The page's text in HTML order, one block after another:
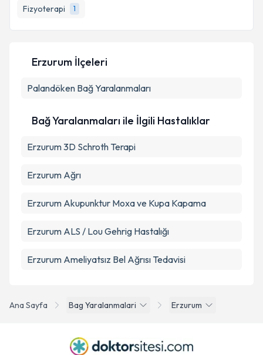
Fizyoterapi
1
E-posta Adresiniz
Metni 'ni okudum ve kişisel verilerimin belirtilen
Ana Sayfa Bag Yaralanmalari Erzurum
Erzurum İlçeleri
Palandöken Bağ Yaralanmaları
Bağ Yaralanmaları ile İlgili Hastalıklar
Erzurum 3D Schroth Terapi
Erzurum Ağrı
Erzurum Akupunktur Moxa ve Kupa Kapama
Erzurum ALS / Lou Gehrig Hastalığı
Erzurum Ameliyatsız Bel Ağrısı Tedavisi